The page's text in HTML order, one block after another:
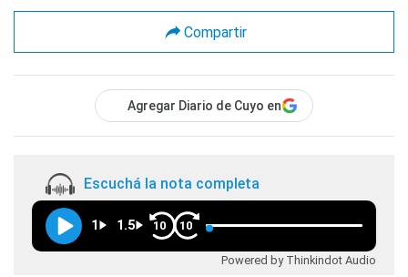
Compartir
Agregar Diario de Cuyo en
Escuchá la nota completa
1 1.5 10 10
Powered by Thinkindot Audio